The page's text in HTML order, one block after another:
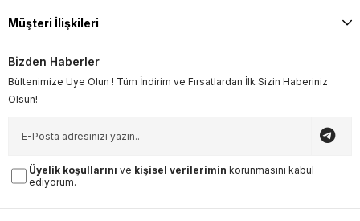
Müşteri İlişkileri
Bizden Haberler
Bültenimize Üye Olun ! Tüm İndirim ve Fırsatlardan İlk Sizin Haberiniz
Olsun!
Üyelik koşullarını ve kişisel verilerimin korunmasını kabul
ediyorum.